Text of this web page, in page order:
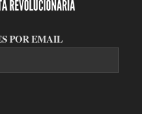
POR EMAIL